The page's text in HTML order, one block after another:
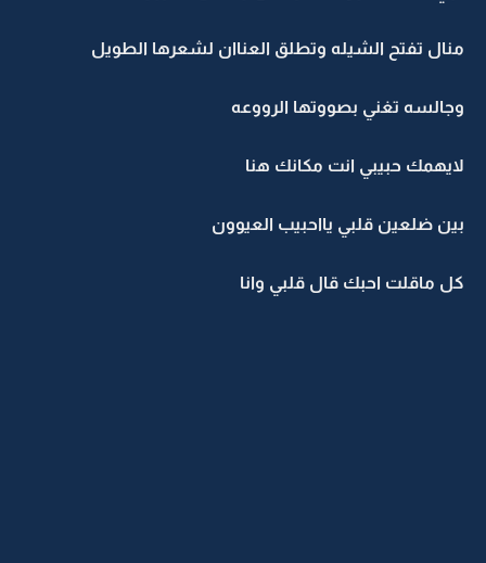
منال تفتح الشيله وتطلق العناان لشعرها الطويل
وجالسه تغني بصووتها الرووعه
لايهمك حبيبي انت مكانك هنا
بين ضلعين قلبي يااحبيب العيوون
كل ماقلت احبك قال قلبي وانا